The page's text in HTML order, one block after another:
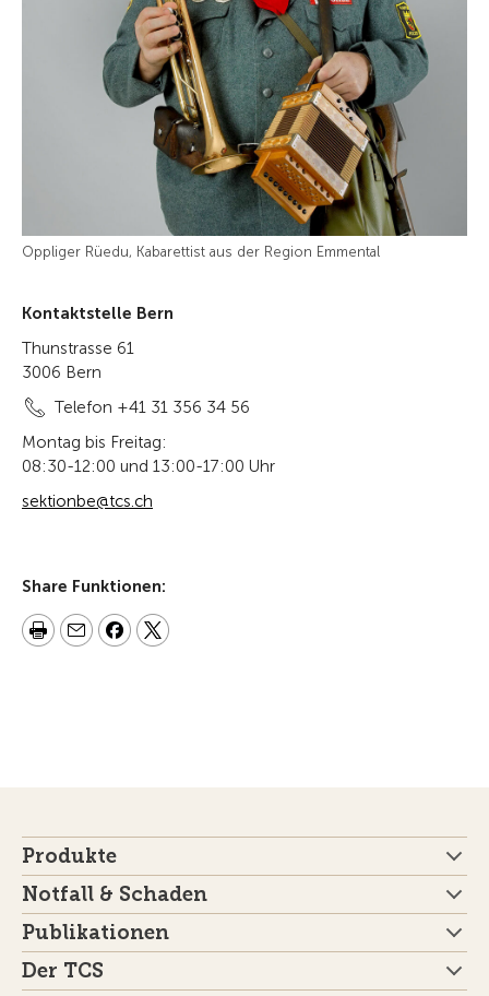
Oppliger Rüedu, Kabarettist aus der Region Emmental
Kontaktstelle Bern
Thunstrasse 61
3006 Bern
Telefon +41 31 356 34 56
Montag bis Freitag:
08:30-12:00 und 13:00-17:00 Uhr
sektionbe@tcs.ch
Share Funktionen:
Produkte
Notfall & Schaden
Publikationen
Der TCS